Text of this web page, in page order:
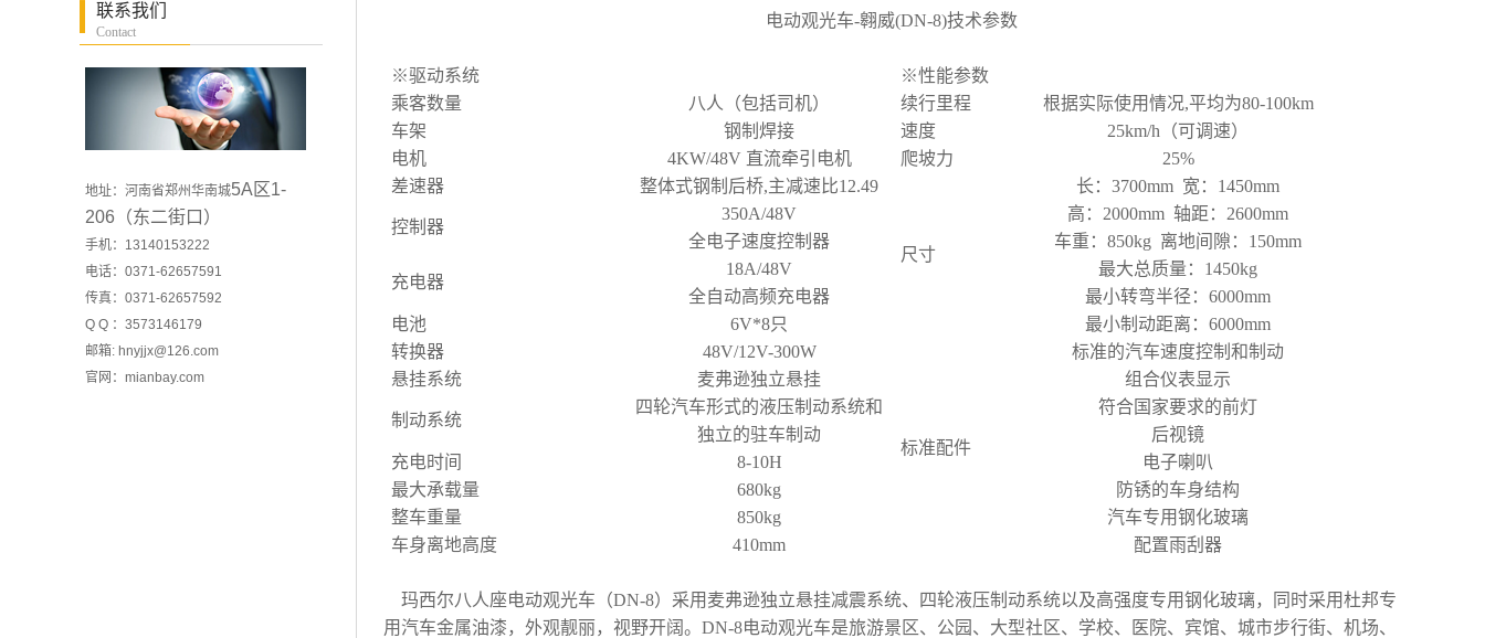
联系我们
Contact
地址：河南省郑州华南城5A区1-
206（东二街口）
手机：13140153222
电话：0371-62657591
传真：0371-62657592
Q Q ：3573146179
邮箱: hnyjjx@126.com
官网： mianbay.com
电动观光车-翱威(DN-8)技术参数
※驱动系统
※性能参数
乘客数量
八人（包括司机） 续行里程
根据实际使用情况,平均为80-100km
车架
钢制焊接 速度
25km/h（可调速）
电机
4KW/48V 直流牵引电机 爬坡力
25%
差速器
整体式钢制后桥,主减速比12.49
尺寸
长：3700mm 宽：1450mm
控制器
350A/48V
全电子速度控制器
高：2000mm 轴距：2600mm
车重：850kg 离地间隙：150mm
充电器
18A/48V
全自动高频充电器
最大总质量：1450kg
最小转弯半径：6000mm
电池
6V*8只
最小制动距离：6000mm
转换器
48V/12V-300W
标准配件
标准的汽车速度控制和制动
悬挂系统
麦弗逊独立悬挂 组合仪表显示
制动系统
四轮汽车形式的液压制动系统和
独立的驻车制动
符合国家要求的前灯
后视镜
充电时间
8-10H
电子喇叭
最大承载量
680kg
防锈的车身结构
整车重量
850kg
汽车专用钢化玻璃
车身离地高度
410mm 配置雨刮器
玛西尔八人座电动观光车（DN-8）采用麦弗逊独立悬挂减震系统、四轮液压制动系统以及高强度专用钢化玻璃，同时采用杜邦专
用汽车金属油漆，外观靓丽，视野开阔。DN-8电动观光车是旅游景区、公园、大型社区、学校、医院、宾馆、城市步行街、机场、